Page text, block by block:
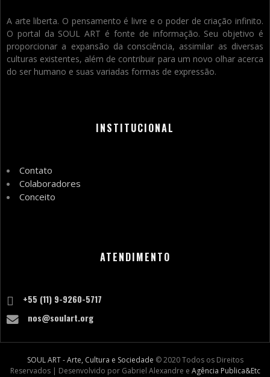
A arte liberta. O pensamento é livre e o poder de criação infinito.
O portal da SOUL ART é fonte de informação. Seu objetivo é
proporcionar a expansão da consciência, assimilar as diversas
culturas existentes, além de contribuir para um novo olhar acerca
do ser humano e suas variadas formas de expressão.
INSTITUCIONAL
Contato
Colaboradores
Conceito
ATENDIMENTO
+55 (11) 9-9260-5717
nos@soulart.org
SOUL ART - Arte, Cultura e Sociedade © 2020 Todos os Direitos
Reservados | Desenvolvido por Gabriel Alexandre e Agência Publica&Etc